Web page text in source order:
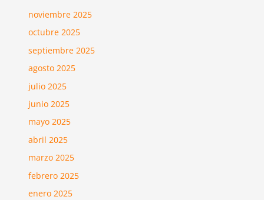
noviembre 2025
octubre 2025
septiembre 2025
agosto 2025
julio 2025
junio 2025
mayo 2025
abril 2025
marzo 2025
febrero 2025
enero 2025